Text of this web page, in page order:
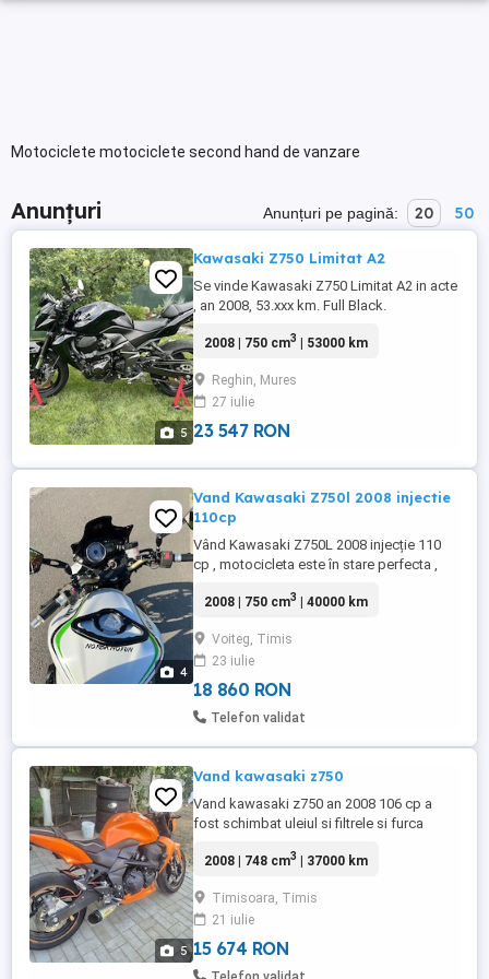
Motociclete motociclete second hand de vanzare
Anunțuri Anunțuri pe pagină: 20 50
5
Kawasaki Z750 Limitat A2
Se vinde Kawasaki Z750 Limitat A2 in acte
, an 2008, 53.xxx km. Full Black.
de funcționare, avem câteva detalii
motorizare în 4 cilindri, -sistem alimentare
injecție, -evacuare Mivv omologata, -
semnalizari led dinamice, ...
2008 | 750 cm3 | 53000 km
Reghin, Mures
27 iulie
23 547 RON
4
Vand Kawasaki Z750l 2008 injectie
110cp
Vând Kawasaki Z750L 2008 injecție 110
cp , motocicleta este în stare perfecta ,
sezon ! Fiscal pe loc , preț în euro
2008 | 750 cm3 | 40000 km
Voiteg, Timis
23 iulie
18 860 RON
Telefon validat
5
Vand kawasaki z750
Vand kawasaki z750 an 2008 106 cp a
fost schimbat uleiul si filtrele si furca
avut accidente , schimbate carene etc ...
talonul pretul este usor negociabil la fata
locului !!!
2008 | 748 cm3 | 37000 km
Timisoara, Timis
21 iulie
15 674 RON